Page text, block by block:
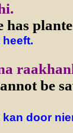
has
be
door